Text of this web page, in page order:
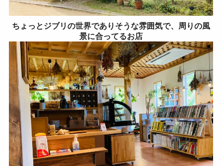
ちょっとジブリの世界でありそうな雰囲気で、周りの風
景に合ってるお店